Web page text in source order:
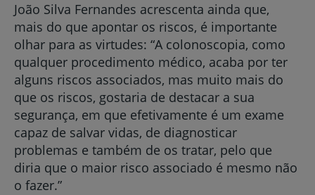
João Silva Fernandes acrescenta ainda que,
mais do que apontar os riscos, é importante
olhar para as virtudes: “A colonoscopia, como
qualquer procedimento médico, acaba por ter
alguns riscos associados, mas muito mais do
que os riscos, gostaria de destacar a sua
segurança, em que efetivamente é um exame
capaz de salvar vidas, de diagnosticar
problemas e também de os tratar, pelo que
diria que o maior risco associado é mesmo não
o fazer.”